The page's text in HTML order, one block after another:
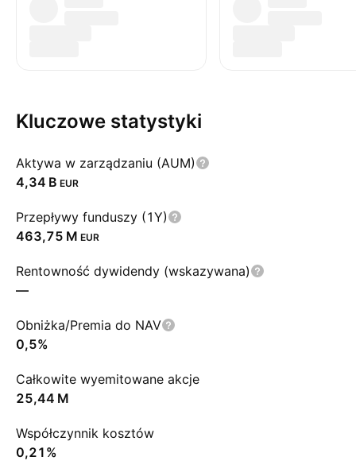
Kluczowe statystyki
Aktywa w zarządzaniu (AUM)
‪4,34 B‬ EUR
Przepływy funduszy (1Y)
‪463,75 M‬ EUR
Rentowność dywidendy (wskazywana)
—
Obniżka/Premia do NAV
0,5%
Całkowite wyemitowane akcje
‪25,44 M‬
Współczynnik kosztów
0,21%